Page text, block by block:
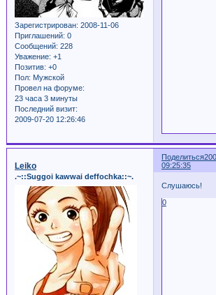
Зарегистрирован: 2008-11-06
Приглашений: 0
Сообщений: 228
Уважение: +1
Позитив: +0
Пол: Мужской
Провел на форуме:
23 часа 3 минуты
Последний визит:
2009-07-20 12:26:46
Поделиться
09:25:35
Leiko
.~::Suggoi kawwai deffochka::~.
Слушаюсь!
0